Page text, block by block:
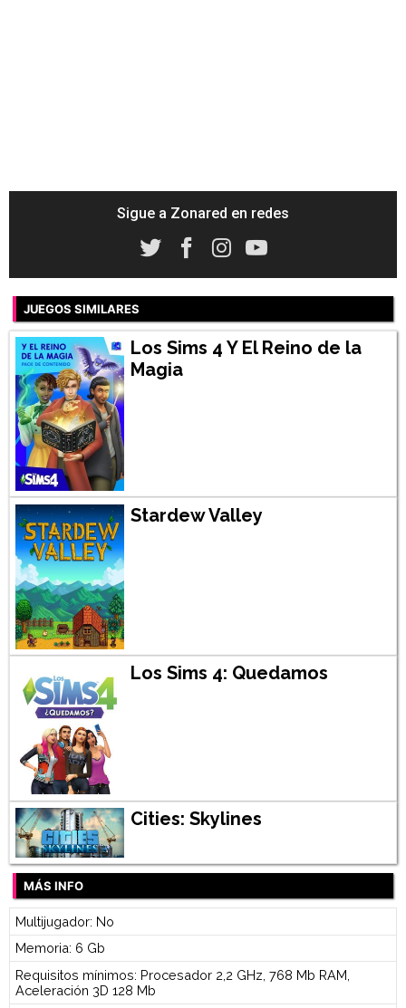
Sigue a Zonared en redes
JUEGOS SIMILARES
Los Sims 4 Y El Reino de la
Magia
Stardew Valley
Los Sims 4: Quedamos
Cities: Skylines
MÁS INFO
Multijugador: No
Memoria: 6 Gb
Requisitos mínimos: Procesador 2,2 GHz, 768 Mb RAM,
Aceleración 3D 128 Mb